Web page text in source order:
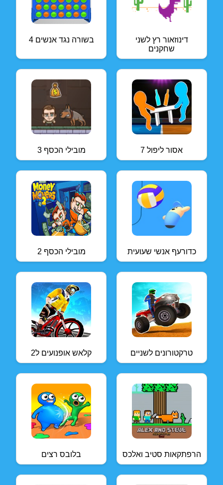
4 בשורה נגד אנשים
דינוזאור רץ לשני
שחקנים
מובילי הכסף 3 אסור ליפול 7
מובילי הכסף 2 כדורעף אנשי שעועית
קלאש אופנועים ל2 טרקטורונים לשניים
בלובס רצים הרפתקאות סטיב ואלכס